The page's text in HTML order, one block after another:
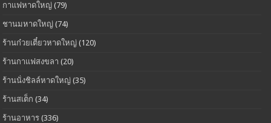
กาแฟหาดใหญ่ (79)
ชานมหาดใหญ่ (74)
ร้านก๋วยเตี๋ยวหาดใหญ่ (120)
ร้านกาแฟสงขลา (20)
ร้านนั่งชิลล์หาดใหญ่ (35)
ร้านสเต็ก (34)
ร้านอาหาร (336)